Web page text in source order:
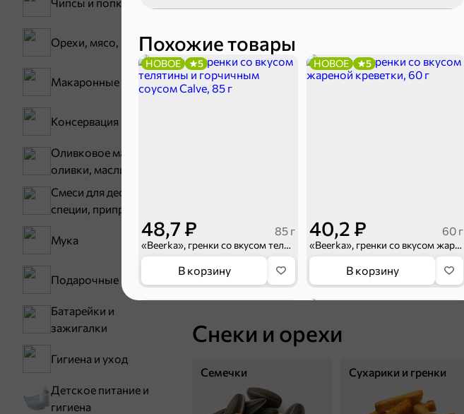
Похожие товары
48,7 ₽ 85 г
«Beerka», гренки со вкусом телятины и горчичным соусом Calve, 85 г
НОВОЕ 5
В корзину
40,2 ₽ 60 г
«Beerka», гренки со вкусом жареной креветки, 60 г
НОВОЕ 5
В корзину
Орехи, мясо, рыба
Макаронные изделия
Консервация
Оливковое масло,
оливки, маслины
Смеси для десертов,
специи, приправы
Мука
Подарочные пакеты
Батарейки и
зажигалки
Гигиена и уход
Детское питание и
гигиена
Снеки и орехи
Семечки Сухарики и гренки